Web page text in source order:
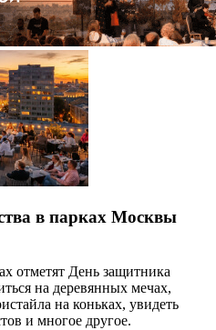
в парках Москвы
отметят День защитника
на деревянных мечах,
на коньках, увидеть
и многое другое.